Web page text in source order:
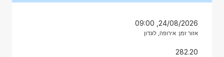
24/08/2026, 09:00
אזור זמן: אירופה, לונדון
282.20